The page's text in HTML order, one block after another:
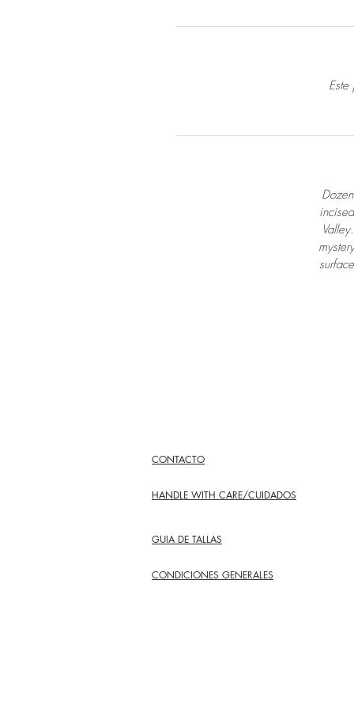
CONTACTO
HANDLE WITH CARE/CUIDADOS
GUIA DE TALLAS
CONDICIONES GENERALES